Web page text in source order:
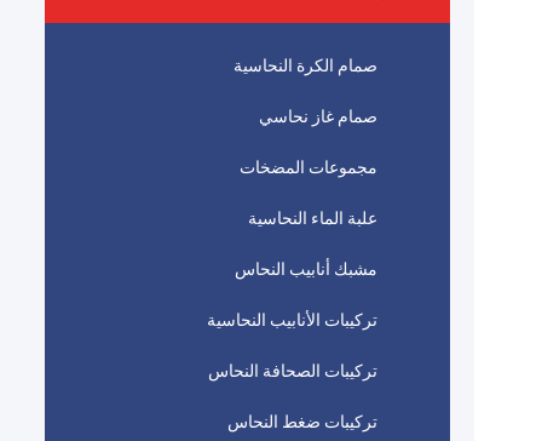
صمام الكرة النحاسية
صمام غاز نحاسي
مجموعات المضخات
علبة الماء النحاسية
مشبك أنابيب النحاس
تركيبات الأنابيب النحاسية
تركيبات الصحافة النحاس
تركيبات ضغط النحاس